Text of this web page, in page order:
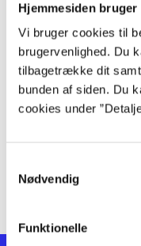
Hjemmesiden bruger
Vi bruger cookies til
brugervenlighed. Du
tilbagetrække dit
bunden af siden. Du
cookies under
Nødvendig
Funktionelle
lorem ipsum dolor sit
lorem ipsum dolor sit
lorem ipsum dolor sit
lorem ipsum dolor sit
lorem ipsum dolor sit
lorem ipsum dolor sit
lorem ipsum dolor sit